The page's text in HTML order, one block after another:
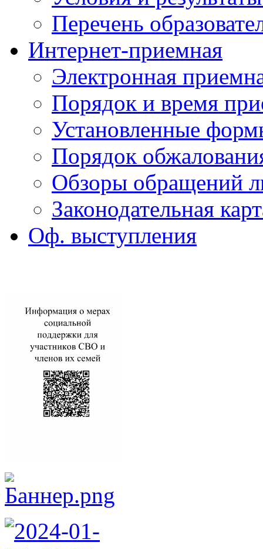
Перечень
Интернет-приемная
Электронная
Порядок и время
Установленные
Порядок
Обзоры обращений
Законодательная
Оф. выступления